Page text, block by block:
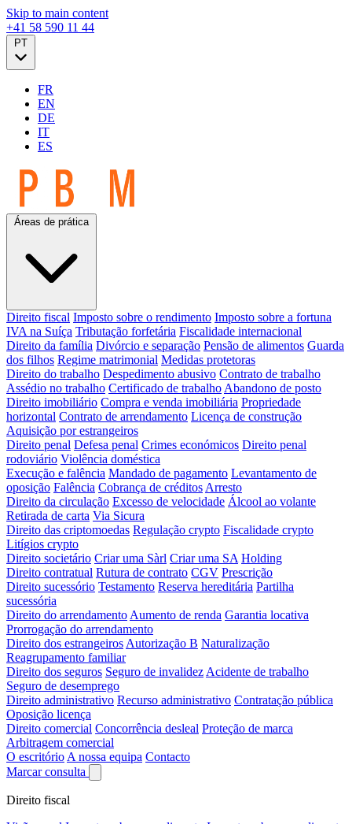
Skip to main content
+41 58 590 11 44
FR
EN
DE
IT
ES
Áreas de prática
Direito fiscal Imposto sobre o rendimento Imposto sobre a fortuna
IVA na Suíça Tributação forfetária Fiscalidade internacional
Direito da família Divórcio e separação Pensão de alimentos Guarda
dos filhos Regime matrimonial Medidas protetoras
Direito do trabalho Despedimento abusivo Contrato de trabalho
Assédio no trabalho Certificado de trabalho Abandono de posto
Direito imobiliário Compra e venda imobiliária Propriedade
horizontal Contrato de arrendamento Licença de construção
Aquisição por estrangeiros
Direito penal Defesa penal Crimes económicos Direito penal
rodoviário Violência doméstica
Execução e falência Mandado de pagamento Levantamento de
oposição Falência Cobrança de créditos Arresto
Direito da circulação Excesso de velocidade Álcool ao volante
Retirada de carta Via Sicura
Direito das criptomoedas Regulação crypto Fiscalidade crypto
Litígios crypto
Direito societário Criar uma Sàrl Criar uma SA Holding
Direito contratual Rutura de contrato CGV Prescrição
Direito sucessório Testamento Reserva hereditária Partilha
sucessória
Direito do arrendamento Aumento de renda Garantia locativa
Prorrogação do arrendamento
Direito dos estrangeiros Autorização B Naturalização
Reagrupamento familiar
Direito dos seguros Seguro de invalidez Acidente de trabalho
Seguro de desemprego
Direito administrativo Recurso administrativo Contratação pública
Oposição licença
Direito comercial Concorrência desleal Proteção de marca
Arbitragem comercial
O escritório A nossa equipa Contacto
Marcar consulta
Direito fiscal